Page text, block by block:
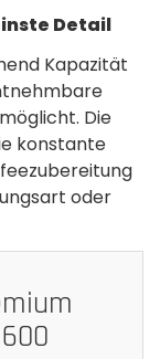
Detail
Kapazität
Die
konstante
oder